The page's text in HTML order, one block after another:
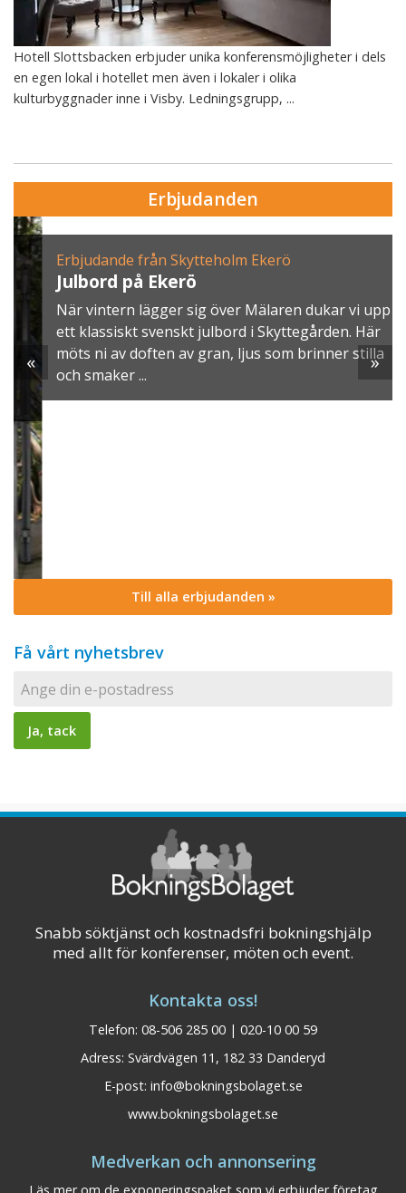
Hotell Slottsbacken erbjuder unika konferensmöjligheter i dels
en egen lokal i hotellet men även i lokaler i olika
kulturbyggnader inne i Visby. Ledningsgrupp, ...
Erbjudanden
Erbjudande från Skytteholm Ekerö
Julbord på Ekerö
När vintern lägger sig över Mälaren dukar vi upp
ett klassiskt svenskt julbord i Skyttegården. Här
möts ni av doften av gran, ljus som brinner stilla
och smaker ...
« »
Till alla erbjudanden »
Få vårt nyhetsbrev
Snabb söktjänst och kostnadsfri bokningshjälp
med allt för konferenser, möten och event.
Kontakta oss!
Telefon: 08-506 285 00 | 020-10 00 59
Adress: Svärdvägen 11, 182 33 Danderyd
E-post: info@bokningsbolaget.se
www.bokningsbolaget.se
Medverkan och annonsering
Läs mer om de exponeringspaket som vi erbjuder företag